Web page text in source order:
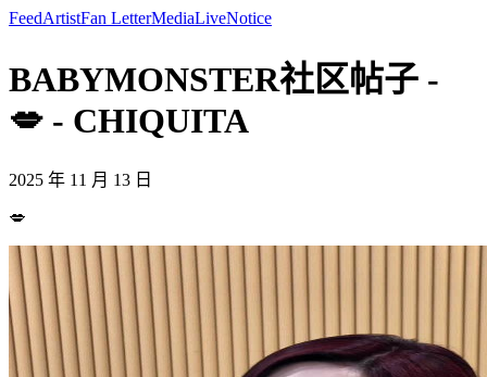
FeedArtistFan LetterMediaLiveNotice
BABYMONSTER社区帖子 -
💋 - CHIQUITA
2025 年 11 月 13 日
💋